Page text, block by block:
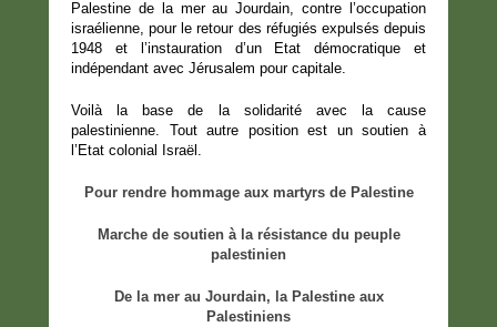
Palestine de la mer au Jourdain, contre l’occupation
israélienne, pour le retour des réfugiés expulsés depuis
1948 et l’instauration d’un Etat démocratique et
indépendant avec Jérusalem pour capitale.
Voilà la base de la solidarité avec la cause
palestinienne. Tout autre position est un soutien à
l’Etat colonial Israël.
Pour rendre hommage aux martyrs de Palestine
Marche de soutien à la résistance du peuple
palestinien
De la mer au Jourdain, la Palestine aux
Palestiniens